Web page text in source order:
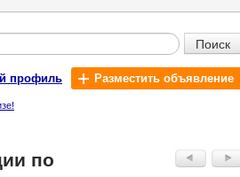
Поиск
профиль Разместить объявление
по